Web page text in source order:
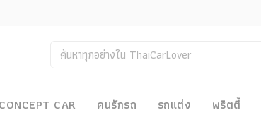
CONCEPT CAR คนรักรถ รถแต่ง พริตตี้